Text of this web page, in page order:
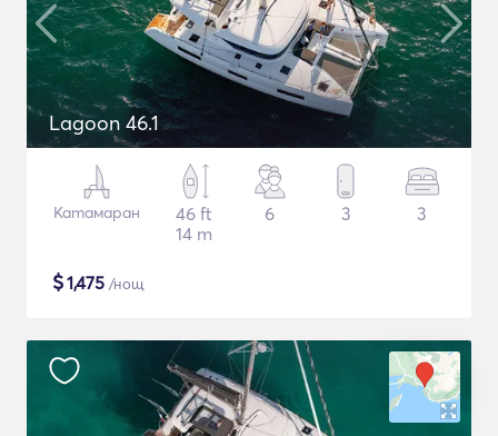
Lagoon 46.1
Катамаран
46 ft
14 m
6 3 3
$1,475 /нощ